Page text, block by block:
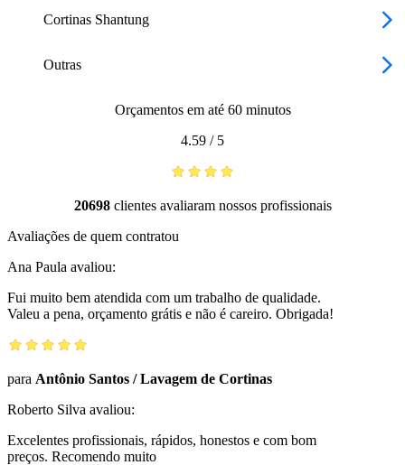
Cortinas Shantung
Outras
Orçamentos em até 60 minutos
4.59 / 5
20698clientes avaliaram nossos profissionais
Avaliações de quem contratou
Ana Paula avaliou:
Fui muito bem atendida com um trabalho de qualidade.
Valeu a pena, orçamento grátis e não é careiro. Obrigada!
para Antônio Santos /Lavagem de Cortinas
Roberto Silva avaliou:
Excelentes profissionais, rápidos, honestos e com bom
preços. Recomendo muito